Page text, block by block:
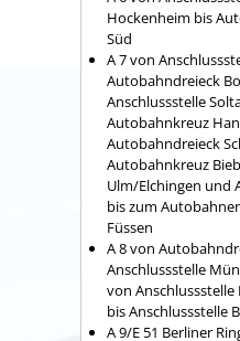
Hockenheim bis
Süd
A 7 von
Autobahndreieck
Anschlussstelle
Autobahnkreuz
Autobahndreieck
Autobahnkreuz
Ulm/Elchingen und
bis zum
Füssen
A 8 von
Anschlussstelle
von
bis Anschlussstelle
A 9/E 51 Berliner